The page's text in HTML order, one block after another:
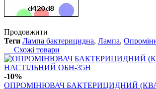
Продовжити
Теги Лампа бактерицидна, Лампа,
Схожі товари
-10%
ОПРОМІНЮВАЧ БАКТЕРИЦИДНИЙ